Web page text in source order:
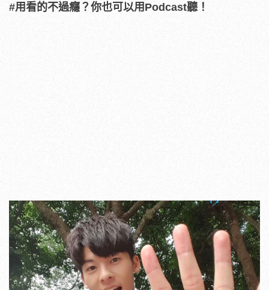
#用看的不過癮？你也可以用Podcast聽！